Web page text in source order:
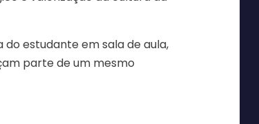
estudante em sala de aula,
parte de um mesmo